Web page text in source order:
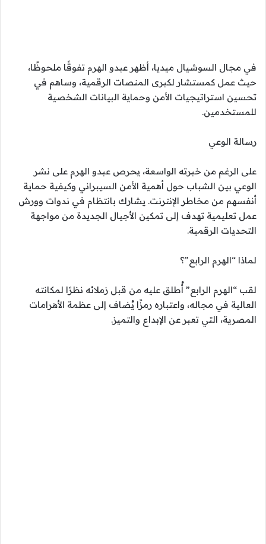
في مجال السوشيال ميديا، أظهر عبدو الهرم تفوقًا ملحوظًا،
حيث عمل كمستشار لكبرى المنصات الرقمية، وساهم في
تحسين استراتيجيات الأمن وحماية البيانات الشخصية
للمستخدمين.
رسالة الوعي
على الرغم من خبرته الواسعة، يحرص عبدو الهرم على نشر
الوعي بين الشباب حول أهمية الأمن السيبراني وكيفية حماية
أنفسهم من مخاطر الإنترنت. يشارك بانتظام في ندوات وورش
عمل تعليمية تهدف إلى تمكين الأجيال الجديدة من مواجهة
التحديات الرقمية.
لماذا “الهرم الرابع”؟
لقب “الهرم الرابع” أُطلق عليه من قبل زملائه نظرًا لمكانته
العالية في مجاله، واعتباره رمزًا يُضاف إلى عظمة الأهرامات
المصرية، التي تعبر عن الإبداع والتميز.